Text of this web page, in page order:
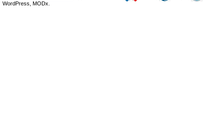
WordPress, MODx.